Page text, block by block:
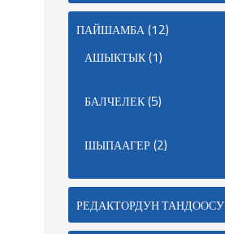
ПАЙШАМБА(12)
АШЫКТЫК(1)
БАЛЧЕЛЕК(5)
ШЫПААГЕР(2)
РЕДАКТОРДУН ТАНДООСУ